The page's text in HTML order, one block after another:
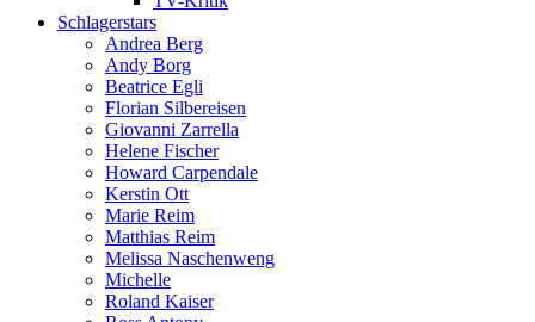
Schlagerstars
Andrea Berg
Andy Borg
Beatrice Egli
Florian Silbereisen
Giovanni Zarrella
Helene Fischer
Howard Carpendale
Kerstin Ott
Marie Reim
Matthias Reim
Melissa Naschenweng
Michelle
Roland Kaiser